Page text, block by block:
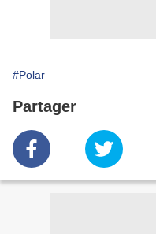
#Polar
Partager